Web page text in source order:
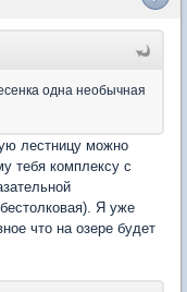
одна необычная
лестницу можно
тебя комплексу с
Я уже
что на озере будет